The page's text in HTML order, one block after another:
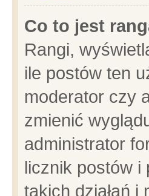
Co to jest
Rangi,
ile postów ten
moderator czy
zmienić
administrator
licznik postów i
takich działań